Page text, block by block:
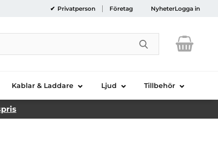
Privatperson Företag NyheterLogga in
Genomför
Kablar & Laddare Ljud Tillbehör